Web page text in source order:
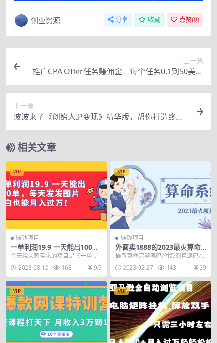
创业资源 分享 收藏 点赞(0)
上一篇
推广CPA Offer任务赚佣金，每个任务0.1到50美元
日入30-100美元
下一篇
波波来了《创始人IP变现》精华版，帮你打造终身
私域流量资产（无水印）
相关文章
VIP
赚钱项目
一单利润19.9 一天能出100
单，每天发发图片 小白也能月
入过万（教程+资料）
今天给大家带来的项目是《一单利
润19.9 一天能出100单，每天发发
图片，小白也...
2023-08-12 163 9.9
VIP
赚钱项目
外面卖1888的2023最火算命
测算系统 对接易支付 微信支
付宝官方(源码+教程)
最新算命完整源码/付费测算源码/星
座运势/塔罗牌/牛年运程/宝宝起名/
姻缘等 这...
2023-02-27 143 29
VIP VIP